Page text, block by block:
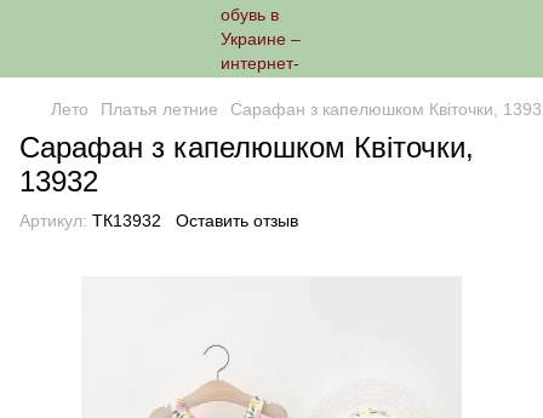
Лето Платья летние Сарафан з капелюшком Квіточки,
Сарафан з капелюшком Квіточки,
13932
Артикул: ТК13932 Оставить отзыв